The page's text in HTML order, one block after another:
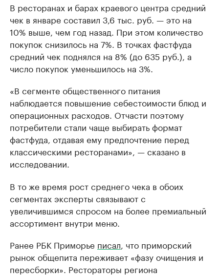
В ресторанах и барах краевого центра средний
чек в январе составил 3,6 тыс. руб. — это на
10% выше, чем год назад. При этом количество
покупок снизилось на 7%. В точках фастфуда
средний чек поднялся на 8% (до 635 руб.), а
число покупок уменьшилось на 3%.
«В сегменте общественного питания
наблюдается повышение себестоимости блюд и
операционных расходов. Отчасти поэтому
потребители стали чаще выбирать формат
фастфуда, отдавая ему предпочтение перед
классическими ресторанами», — сказано в
исследовании.
В то же время рост среднего чека в обоих
сегментах эксперты связывают с
увеличившимся спросом на более премиальный
ассортимент внутри меню.
Ранее РБК Приморье писал , что приморский
рынок общепита переживает «фазу очищения и
пересборки». Рестораторы региона